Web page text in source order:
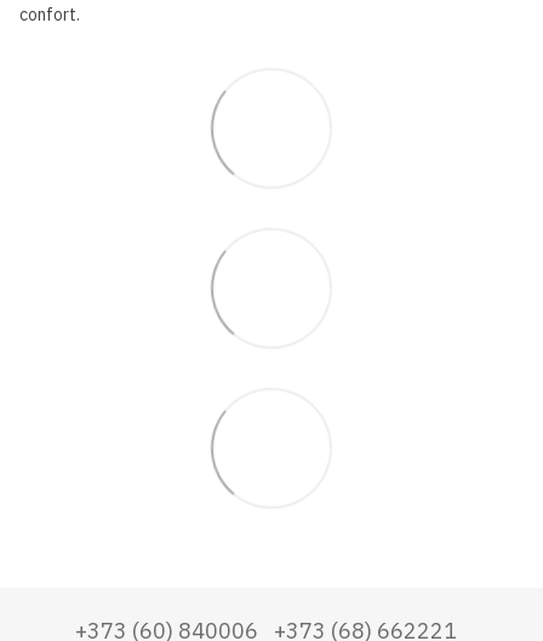
confort.
+373 (60) 840006 +373 (68) 662221